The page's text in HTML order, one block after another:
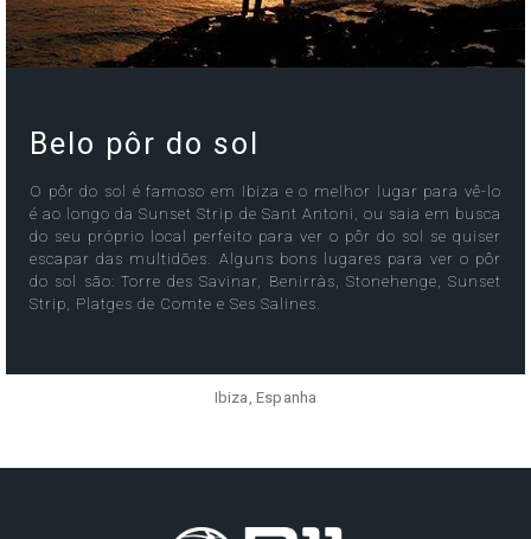
Belo pôr do sol
O pôr do sol é famoso em Ibiza e o melhor lugar para vê-lo
é ao longo da Sunset Strip de Sant Antoni, ou saia em busca
do seu próprio local perfeito para ver o pôr do sol se quiser
escapar das multidões. Alguns bons lugares para ver o pôr
do sol são: Torre des Savinar, Benirràs, Stonehenge, Sunset
Strip, Platges de Comte e Ses Salines.
Ibiza, Espanha